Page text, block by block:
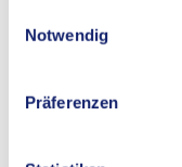
Notwendig
Präferenzen
Eintrag wurde nicht gefunden!